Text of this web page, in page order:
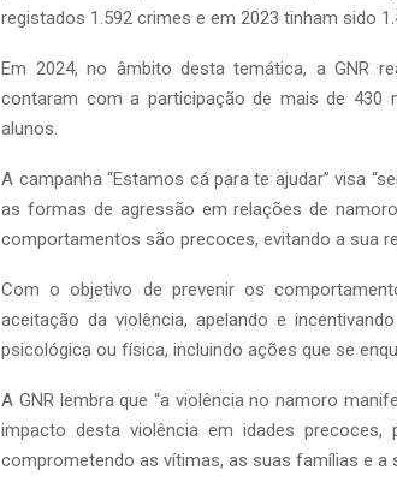
registados 1.592 crimes e em 2023 tinham sido
Em 2024, no âmbito desta temática, a GNR
contaram com a participação de mais de 430
alunos.
A campanha “Estamos cá para te ajudar” visa
as formas de agressão em relações de
comportamentos são precoces, evitando a sua
Com o objetivo de prevenir os
aceitação da violência, apelando e
psicológica ou física, incluindo ações que se
A GNR lembra que “a violência no namoro
impacto desta violência em idades
comprometendo as vítimas, as suas famílias e a